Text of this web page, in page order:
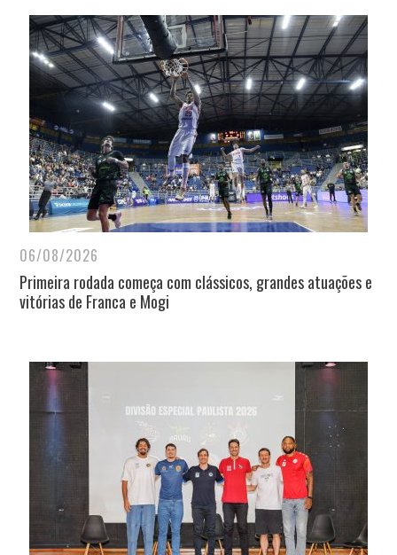
06/08/2026
Primeira rodada começa com clássicos, grandes atuações e
vitórias de Franca e Mogi